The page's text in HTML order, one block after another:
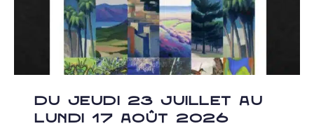
DU JEUDI 23 JUILLET AU
LUNDI 17 AOÛT 2026